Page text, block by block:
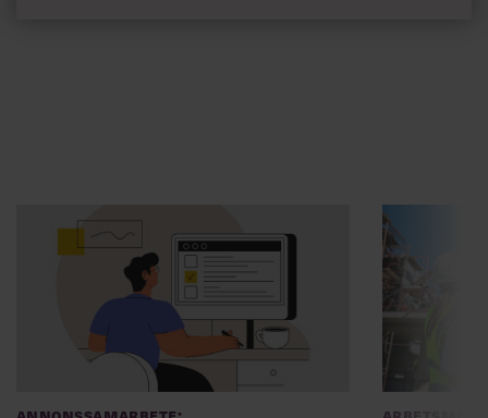
Annonssamarbete:
Chef + Winningtemp
Delta i Chefbarometern 2026
”Djupa,